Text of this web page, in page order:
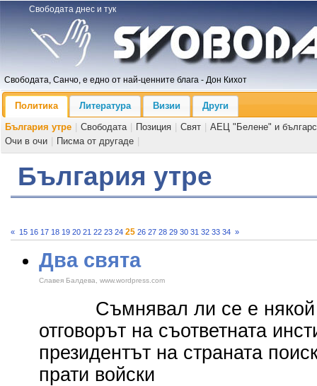
Свободата днес и тук
Свободата, Санчо, е едно от най-ценните блага - Дон Кихот
Политика Литература Визии
Други
България утре
Свободата Позиция Свят
АЕЦ "Белене" и
Очи в очи
Писма от другаде
България утре
« 15 16 17 18 19 20 21 22 23 24 25 26 27 28 29 30 31 32 33 34 »
Два свята
Славея Балдева, www.wordpress.com
Съмнявал ли се е някой
отговорът на съответната
президентът на страната
прати войски